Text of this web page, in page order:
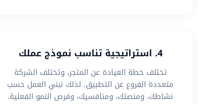
4. استراتيجية تناسب نموذج عملك
تختلف خطة العيادة عن المتجر، وتختلف الشركة
متعددة الفروع عن التطبيق. لذلك نبني العمل حسب
نشاطك، ومنصتك، ومنافسيك، وفرص النمو الفعلية.